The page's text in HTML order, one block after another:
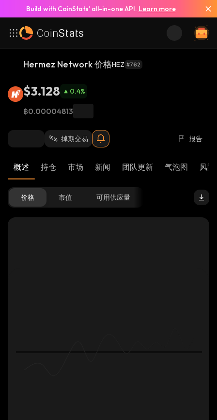
Build with CoinStats’ all-in-one API. Learn more
Hermez Network 价格HEZ #762
$3.128 0.4%
฿0.00004813
掉期交易 报告
概述 持仓 市场 新闻 团队更新 气泡图 风险
价格 市值 可用供应量